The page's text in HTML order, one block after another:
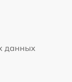
данных